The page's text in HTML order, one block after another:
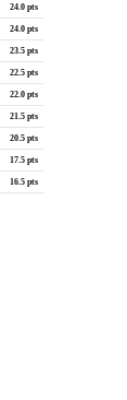
24.0 pts
24.0 pts
23.5 pts
22.5 pts
22.0 pts
21.5 pts
20.5 pts
17.5 pts
16.5 pts